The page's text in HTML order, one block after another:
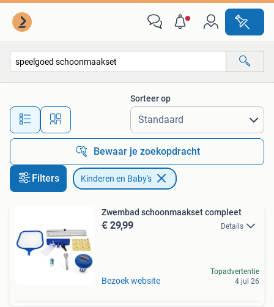
Alle afstanden…
Sorteer op
Bewaar je zoekopdracht
Filters Kinderen en Baby's
Zwembad schoonmaakset compleet
€ 29,99 Details
Bezoek website
Topadvertentie
4 jul 26